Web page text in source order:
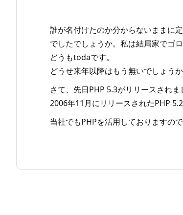
誰が名付けたのか分からないままに
でしたでしょうか。私は結局家でゴ
どうもtodaです。
どうせ来年以降はもう無いでしょう
さて、先日PHP 5.3がリリースされま
2006年11月にリリースされたPHP
当社でもPHPを活用しておりますの